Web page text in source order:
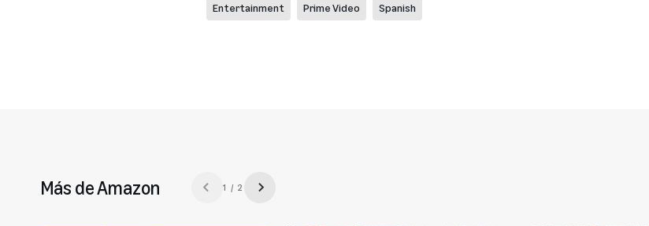
Entertainment Prime Video Spanish
Más de AmazonPrevious slide 1 / 2 Next slide